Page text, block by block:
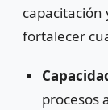
fortalecer
procesos